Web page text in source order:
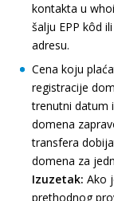
kontakta u
šalju EPP kôd
adresu.
Cena koju
registracije
trenutni datum
domena
transfera
domena za
Izuzetak: Ako
prethodnog